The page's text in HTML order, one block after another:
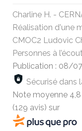
Charline H. -
Réalisation d'une
CMOC2 Ludovic
Personnes à
Publication : 08/
Sécurisé dans
Note moyenne 4,8
(129 avis) sur